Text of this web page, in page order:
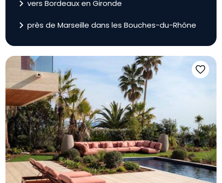
navigate_nextvers Bordeaux en Gironde
navigate_nextprès de Marseille dans les Bouches-du-Rhône